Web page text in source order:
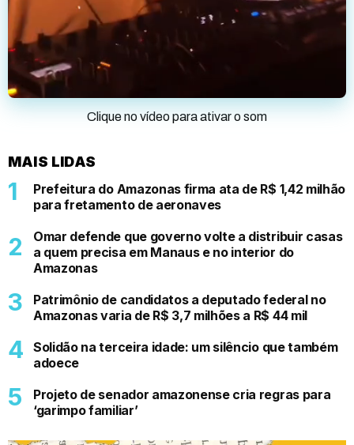
Clique no vídeo para ativar o som
MAIS LIDAS
Prefeitura do Amazonas firma ata de R$ 1,42 milhão
para fretamento de aeronaves
Omar defende que governo volte a distribuir casas
a quem precisa em Manaus e no interior do
Amazonas
Patrimônio de candidatos a deputado federal no
Amazonas varia de R$ 3,7 milhões a R$ 44 mil
Solidão na terceira idade: um silêncio que também
adoece
Projeto de senador amazonense cria regras para
‘garimpo familiar’